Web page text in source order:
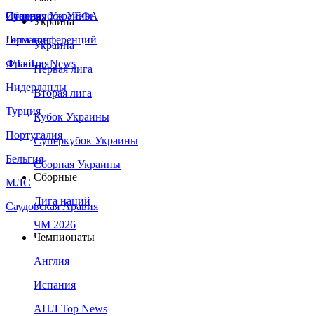
Сборная Украины
Италия
Германия
Франция
Нидерланды
Турция
Португалия
Бельгия
МЛС
Саудовская Аравия
Суперкубок УЕФА
Лига конференций
ЛЧ - Top News
Украина
Украина
Первая лига
Вторая лига
Кубок Украины
Суперкубок Украины
Сборная Украины
Сборные
Лига наций
ЧМ 2026
Чемпионаты
Англия
Испания
АПЛ Top News